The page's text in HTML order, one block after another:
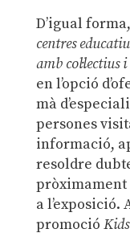
D’igual
centres
amb col·lectius
en l’opció
mà
persones
informació,
resoldre
pròximament
a l’exposició.
promoció